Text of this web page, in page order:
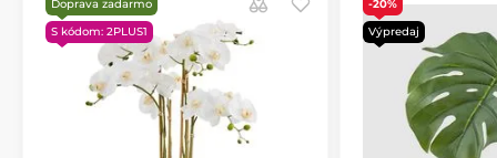
Doprava zadarmo
S kódom: 2PLUS1
-20%
Výpredaj